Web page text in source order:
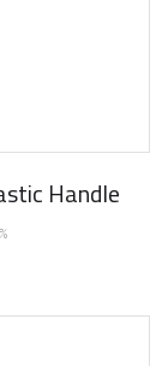
Handle